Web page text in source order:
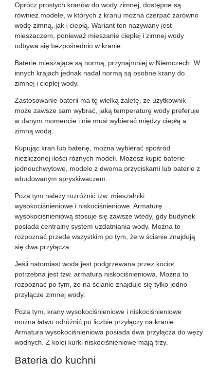
Oprócz prostych kranów do wody zimnej, dostępne są
również modele, w których z kranu można czerpać zarówno
wodę zimną, jak i ciepłą. Wariant ten nazywany jest
mieszaczem, ponieważ mieszanie ciepłej i zimnej wody
odbywa się bezpośrednio w kranie.
Baterie mieszające są normą, przynajmniej w Niemczech. W
innych krajach jednak nadal normą są osobne krany do
zimnej i ciepłej wody.
Zastosowanie baterii ma tę wielką zaletę, że użytkownik
może zawsze sam wybrać, jaką temperaturę wody preferuje
w danym momencie i nie musi wybierać między ciepłą a
zimną wodą.
Kupując kran lub baterię, można wybierać spośród
niezliczonej ilości różnych modeli. Możesz kupić baterie
jednouchwytowe, modele z dwoma przyciskami lub baterie z
wbudowanym spryskiwaczem.
Poza tym należy rozróżnić tzw. mieszalniki
wysokociśnieniowe i niskociśnieniowe. Armaturę
wysokociśnieniową stosuje się zawsze wtedy, gdy budynek
posiada centralny system uzdatniania wody. Można to
rozpoznać przede wszystkim po tym, że w ścianie znajdują
się dwa przyłącza.
Jeśli natomiast woda jest podgrzewana przez kocioł,
potrzebna jest tzw. armatura niskociśnieniowa. Można to
rozpoznać po tym, że na ścianie znajduje się tylko jedno
przyłącze zimnej wody.
Poza tym, krany wysokociśnieniowe i niskociśnieniowe
można łatwo odróżnić po liczbie przyłączy na kranie.
Armatura wysokociśnieniowa posiada dwa przyłącza do węży
wodnych. Z kolei kurki niskociśnieniowe mają trzy.
Bateria do kuchni